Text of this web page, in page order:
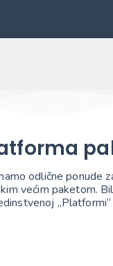
odlične ponude
većim paketom.